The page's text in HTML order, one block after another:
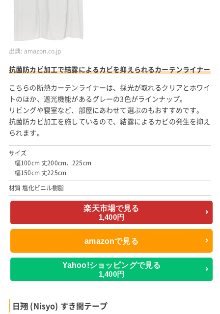
出典: amazon.co.jp
抗菌防カビ加工で結露によるカビを抑えられるカーテンライナー
こちらの断熱カーテンライナーは、採光が取れるクリアとホワイ
トのほか、遮光機能があるグレーの3色がラインナップ。
リビングや寝室など、部屋にあわせて選ぶのもおすすめです。
抗菌防カビ加工を施しているので、結露によるカビの発生を抑え
られます。
サイズ
幅100cm 丈200cm、225cm
幅150cm 丈225cm
材質 塩化ビニル樹脂
楽天市場で見る
1,400円
amazonで見る
Yahoo!ショッピングで見る
1,400円
日翔 (Nisyo) すき間テープ